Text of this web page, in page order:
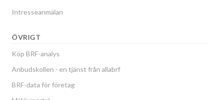
Intresseanmälan
ÖVRIGT
Köp BRF-analys
Anbudskollen - en tjänst från allabrf
BRF-data för företag